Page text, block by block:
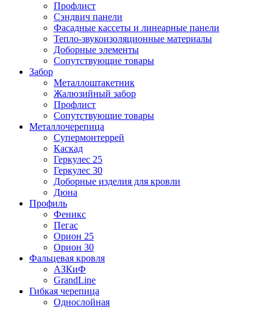
Профлист
Сэндвич панели
Фасадные кассеты и линеарные панели
Тепло-звукоизоляционные материалы
Доборные элементы
Сопутствующие товары
Забор
Металлоштакетник
Жалюзийный забор
Профлист
Сопутствующие товары
Металлочерепица
Супермонтеррей
Каскад
Геркулес 25
Геркулес 30
Доборные изделия для кровли
Дюна
Профиль
Феникс
Пегас
Орион 25
Орион 30
Фальцевая кровля
АЗКиФ
GrandLine
Гибкая черепица
Однослойная